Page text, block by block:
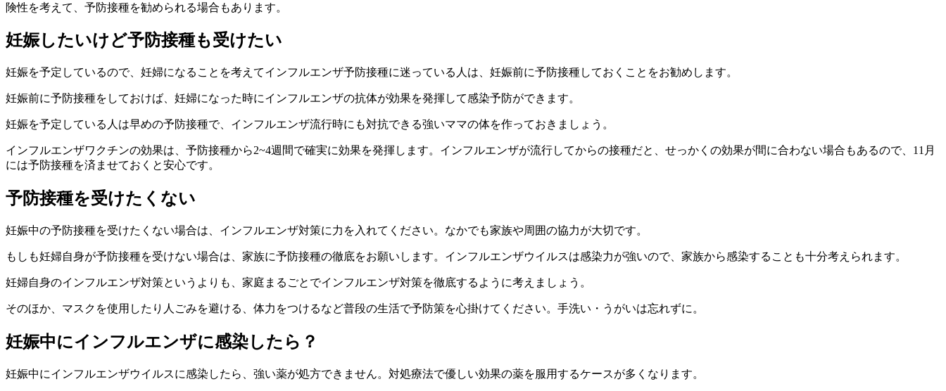
険性を考えて、予防接種を勧められる場合もあります。
妊娠したいけど予防接種も受けたい
妊娠を予定しているので、妊婦になることを考えてインフルエンザ予防接種に迷っている人は、妊娠前に予防接種しておくことをお勧めします。
妊娠前に予防接種をしておけば、妊婦になった時にインフルエンザの抗体が効果を発揮して感染予防ができます。
妊娠を予定している人は早めの予防接種で、インフルエンザ流行時にも対抗できる強いママの体を作っておきましょう。
インフルエンザワクチンの効果は、予防接種から2~4週間で確実に効果を発揮します。インフルエンザが流行してからの接種だと、せっかくの効果が間に合わない場合もあるので、11月
には予防接種を済ませておくと安心です。
予防接種を受けたくない
妊娠中の予防接種を受けたくない場合は、インフルエンザ対策に力を入れてください。なかでも家族や周囲の協力が大切です。
もしも妊婦自身が予防接種を受けない場合は、家族に予防接種の徹底をお願いします。インフルエンザウイルスは感染力が強いので、家族から感染することも十分考えられます。
妊婦自身のインフルエンザ対策というよりも、家庭まるごとでインフルエンザ対策を徹底するように考えましょう。
そのほか、マスクを使用したり人ごみを避ける、体力をつけるなど普段の生活で予防策を心掛けてください。手洗い・うがいは忘れずに。
妊娠中にインフルエンザに感染したら？
妊娠中にインフルエンザウイルスに感染したら、強い薬が処方できません。対処療法で優しい効果の薬を服用するケースが多くなります。